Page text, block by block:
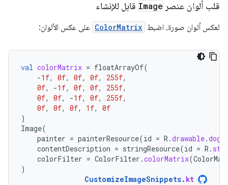
قلب ألوان عنصر Image قابل للإنشاء
لعكس ألوان صورة، اضبط ColorMatrix على عكس الألوان:
val colorMatrix = floatArrayOf(
-1f, 0f, 0f, 0f, 255f,
0f, -1f, 0f, 0f, 255f,
0f, 0f, -1f, 0f, 255f,
0f, 0f, 0f, 1f,
0f
)
Image(
painter = painterResource(id = R .drawable.dog
contentDescription = stringResource(id = R .
colorFilter = ColorFilter .colorMatrix(
)
CustomizeImageSnippets. kt